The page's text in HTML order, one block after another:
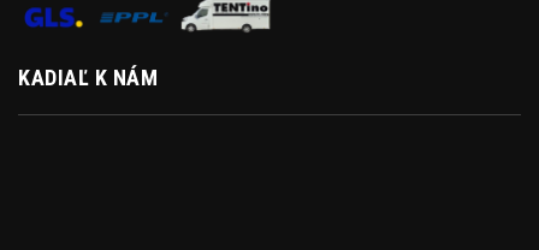
KADIAĽ K NÁM